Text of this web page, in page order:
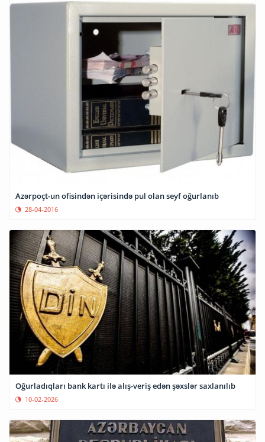
Azərpoçt-un ofisindən içərisində pul olan seyf oğurlanıb
28-04-2016
Oğurladıqları bank kartı ilə alış-veriş edən şəxslər saxlanılıb
10-02-2026